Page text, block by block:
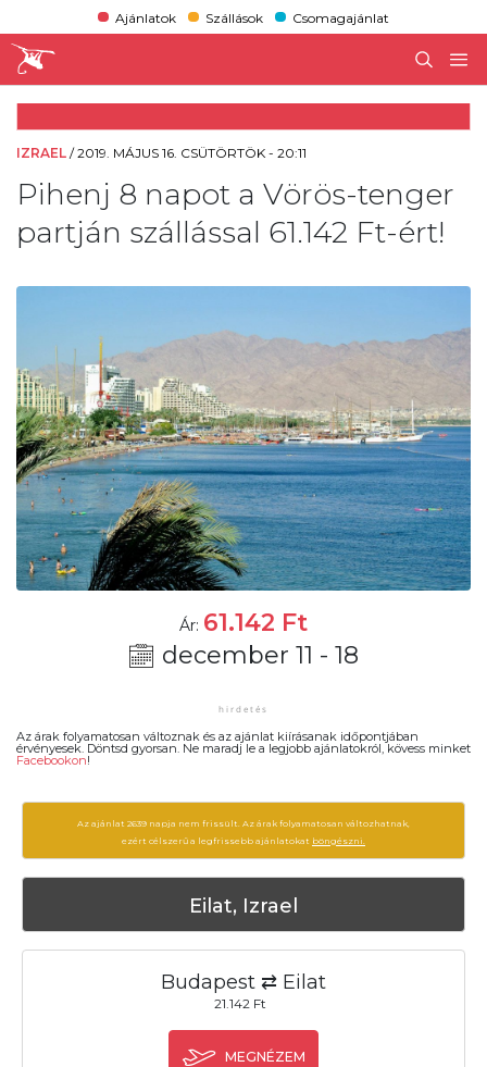
Ajánlatok Szállások Csomagajánlat
IZRAEL /2019. MÁJUS 16. CSÜTÖRTÖK - 20:11
Pihenj 8 napot a Vörös-tenger
partján szállással 61.142 Ft-ért!
Ár: 61.142 Ft
december 11 - 18
Az árak folyamatosan változnak és az ajánlat kiírásanak időpontjában
érvényesek. Döntsd gyorsan. Ne maradj le a legjobb ajánlatokról, kövess minket
Facebookon!
Az ajánlat 2639 napja nem frissült. Az árak folyamatosan változhatnak,
ezért célszerű a legfrissebb ajánlatokat böngészni.
Eilat, Izrael
Budapest ⇄ Eilat
21.142 Ft
MEGNÉZEM